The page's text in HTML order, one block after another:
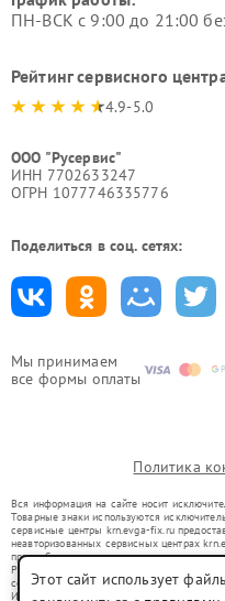
Мы принимаем
все формы оплаты
ПН-ВСК с 9:00 до 21:00
Рейтинг сервисного
4.9-5.0
ООО "Русервис"
ИНН 7702633247
ОГРН 1077746335776
Поделиться в соц. сетях:
Политика
Вся информация на сайте носит
Товарные знаки используются
сервисные центры krn.evga-fix.ru
неавторизованных сервисных центрах
правообладателями товарных знаков или
Ремонт осуществляется для устройств,
со статьей 1487 ГК РФ.
Использование товарных знаков не
Этот сайт использует